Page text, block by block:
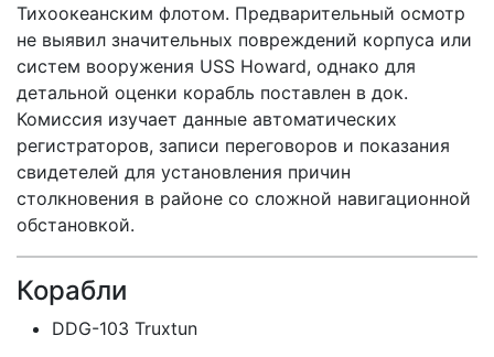
Тихоокеанским флотом. Предварительный осмотр
не выявил значительных повреждений корпуса или
систем вооружения USS Howard, однако для
детальной оценки корабль поставлен в док.
Комиссия изучает данные автоматических
регистраторов, записи переговоров и показания
свидетелей для установления причин
столкновения в районе со сложной навигационной
обстановкой.
Корабли
DDG-103 Truxtun